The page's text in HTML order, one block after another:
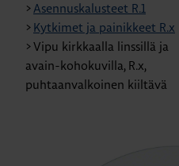
>Asennuskalusteet R.1
> Kytkimet ja painikkeet R.x
>Vipu kirkkaalla linssillä ja
avain-kohokuvilla, R.x,
puhtaanvalkoinen kiiltävä